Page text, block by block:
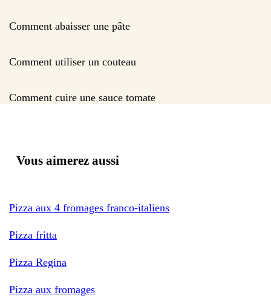
Comment abaisser une pâte
Comment utiliser un couteau
Comment cuire une sauce tomate
Vous aimerez aussi
Pizza aux 4 fromages franco-italiens
Pizza fritta
Pizza Regina
Pizza aux fromages